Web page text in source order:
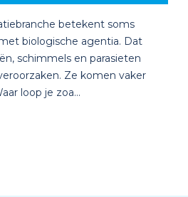
betekent soms
biologische agentia. Dat
schimmels en parasieten
Ze komen vaker
loop je zoa...